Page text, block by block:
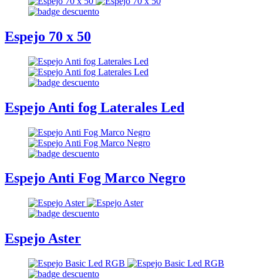
Espejo 70 x 50
Espejo Anti fog Laterales Led
Espejo Anti Fog Marco Negro
Espejo Aster